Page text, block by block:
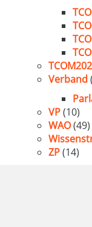
Verband
VP(10)
WAO(49)
ZP(14)